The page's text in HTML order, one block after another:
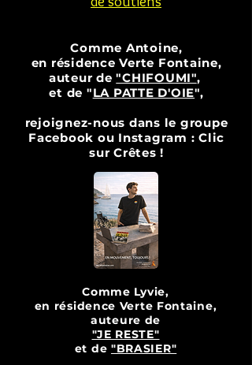
Comme Antoine,
en résidence Verte Fontaine,
auteur de"CHIFOUMI",
et de "LA PATTE D'OIE",
rejoignez-nous dans le groupe
Facebook ou Instagram : Clic
sur Crêtes !
Comme Lyvie,
en résidence Verte Fontaine,
auteure de
"JE RESTE"
et de "BRASIER"